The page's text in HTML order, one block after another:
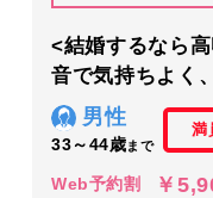
<結婚するなら
音で気持ちよく
男性
33～44歳まで
満
Web予約割 ￥